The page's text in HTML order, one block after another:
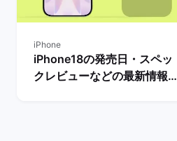
iPhone
iPhone18の発売日・スペッ
クレビューなどの最新情報ま